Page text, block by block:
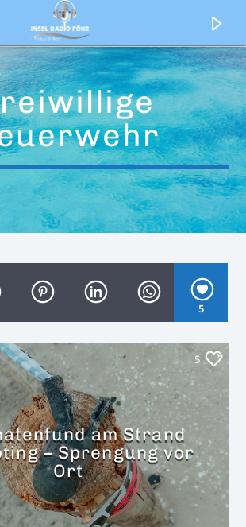
Föhr
5
5
am Strand
– Sprengung vor
Ort